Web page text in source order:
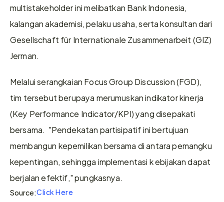
multistakeholder ini melibatkan Bank Indonesia,
kalangan akademisi, pelaku usaha, serta konsultan dari
Gesellschaft für Internationale Zusammenarbeit (GIZ)
Jerman.
Melalui serangkaian Focus Group Discussion (FGD),
tim tersebut berupaya merumuskan indikator kinerja
(Key Performance Indicator/KPI) yang disepakati
bersama.  "Pendekatan partisipatif ini bertujuan
membangun kepemilikan bersama di antara pemangku
kepentingan, sehingga implementasi k ebijakan dapat
berjalan efektif," pungkasnya.
Source:Click Here